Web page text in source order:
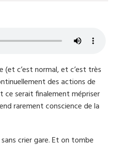
(et c’est normal, et c’est très
des actions de
ce serait finalement mépriser
rarement conscience de la
crier gare. Et on tombe